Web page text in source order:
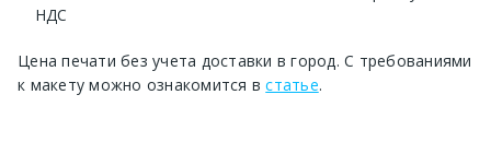
НДС
Цена печати без учета доставки в город. С требованиями
к макету можно ознакомится встатье.